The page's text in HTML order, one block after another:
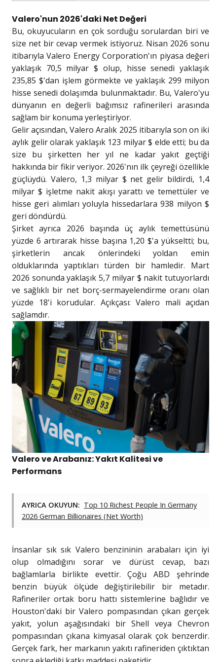
Valero'nun 2026'daki Net Değeri
Bu, okuyucuların en çok sorduğu sorulardan biri ve
size net bir cevap vermek istiyoruz. Nisan 2026 sonu
itibarıyla Valero Energy Corporation'ın piyasa değeri
yaklaşık 70,5 milyar $ olup, hisse senedi yaklaşık
235,85 $'dan işlem görmekte ve yaklaşık 299 milyon
hisse senedi dolaşımda bulunmaktadır. Bu, Valero'yu
dünyanın en değerli bağımsız rafinerileri arasında
sağlam bir konuma yerleştiriyor.
Gelir açısından, Valero Aralık 2025 itibarıyla son on iki
aylık gelir olarak yaklaşık 123 milyar $ elde etti; bu da
size bu şirketten her yıl ne kadar yakıt geçtiği
hakkında bir fikir veriyor. 2026'nın ilk çeyreği özellikle
güçlüydü. Valero, 1,3 milyar $ net gelir bildirdi, 1,4
milyar $ işletme nakit akışı yarattı ve temettüler ve
hisse geri alımları yoluyla hissedarlara 938 milyon $
geri döndürdü.
Şirket ayrıca 2026 başında üç aylık temettüsünü
yüzde 6 artırarak hisse başına 1,20 $'a yükseltti; bu,
şirketlerin ancak önlerindeki yoldan emin
olduklarında yaptıkları türden bir hamledir. Mart
2026 sonunda yaklaşık 5,7 milyar $ nakit tutuyorlardı
ve sağlıklı bir net borç-sermayelendirme oranı olan
yüzde 18'i korudular. Açıkçası: Valero mali açıdan
sağlamdır.
Valero ve Arabanız: Yakıt Kalitesi ve
Performans
AYRICA OKUYUN: Top 10 Richest People In Germany
2026 German Billionaires (Net Worth)
İnsanlar sık sık Valero benzininin arabaları için iyi
olup olmadığını sorar ve dürüst cevap, bazı
bağlamlarla birlikte evettir. Çoğu ABD şehrinde
benzin büyük ölçüde değiştirilebilir bir metadır.
Rafineriler ortak boru hattı sistemlerine bağlıdır ve
Houston'daki bir Valero pompasından çıkan gerçek
yakıt, yolun aşağısındaki bir Shell veya Chevron
pompasından çıkana kimyasal olarak çok benzerdir.
Gerçek fark, her markanın yakıtı rafineriden çıktıktan